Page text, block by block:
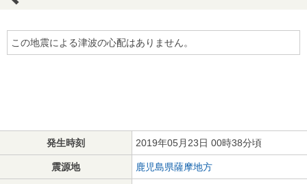
この地震による津波の心配はありません。
発生時刻 2019年05月23日 00時38分頃
震源地 鹿児島県薩摩地方